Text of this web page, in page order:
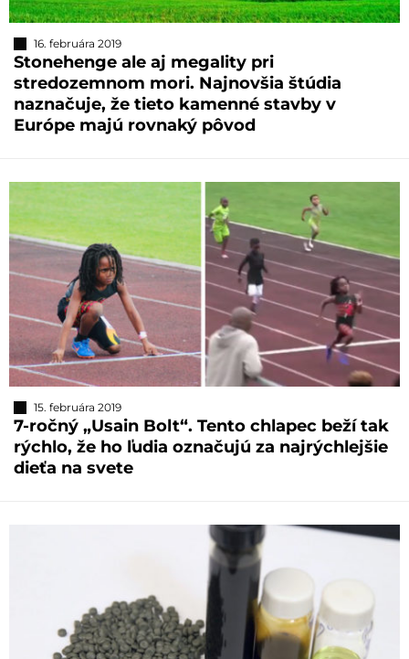
16. februára 2019
Stonehenge ale aj megality pri
stredozemnom mori. Najnovšia štúdia
naznačuje, že tieto kamenné stavby v
Európe majú rovnaký pôvod
15. februára 2019
7-ročný „Usain Bolt“. Tento chlapec beží tak
rýchlo, že ho ľudia označujú za najrýchlejšie
dieťa na svete